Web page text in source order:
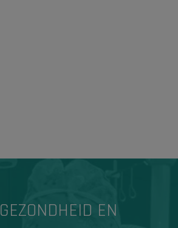
GEZONDHEID EN